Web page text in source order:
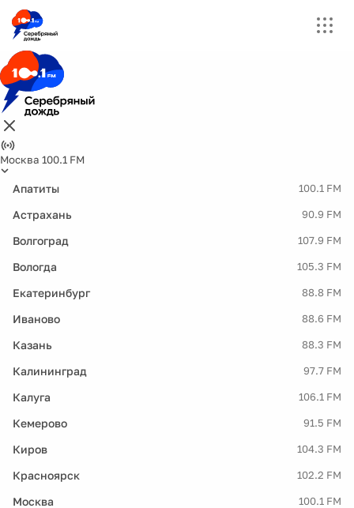
Москва 100.1 FM
Апатиты 100.1 FM
Астрахань 90.9 FM
Волгоград 107.9 FM
Вологда 105.3 FM
Екатеринбург 88.8 FM
Иваново 88.6 FM
Казань 88.3 FM
Калининград 97.7 FM
Калуга 106.1 FM
Кемерово 91.5 FM
Киров 104.3 FM
Красноярск 102.2 FM
Москва 100.1 FM